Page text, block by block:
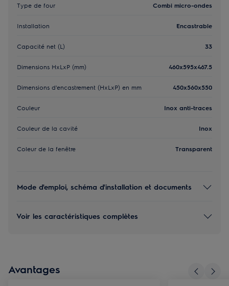
Type de four Combi micro-ondes
Installation Encastrable
Capacité net (L) 33
Dimensions HxLxP (mm) 460x595x467.5
Dimensions d'encastrement (HxLxP) en mm 450x560x550
Couleur Inox anti-traces
Couleur de la cavité Inox
Coleur de la fenêtre Transparent
Mode d'emploi, schéma d'installation et documents
Voir les caractéristiques complètes
Avantages